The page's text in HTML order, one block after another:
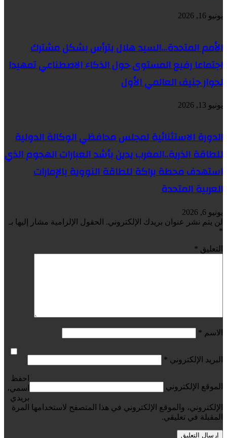
يونيو 16, 2026
الأمم المتحدة…السيد هلال يترأس بشكل مشترك
اجتماعا رفيع المستوى حول الذكاء الاصطناعي تمهيدا
لحوار جنيف العالمي الأول
يونيو 13, 2026
الدورة الاستثنائية لمجلس محافظي الوكالة الدولية
للطاقة الذرية..المغرب يدين بأشد العبارات الهجوم الذي
استهدف محطة براكة للطاقة النووية بالإمارات
العربية المتحدة
يونيو 6, 2026
لن يتم نشر عنوان بريدك الإلكتروني.
الحقول الإلزامية مشار إليها بـ
*
التعليق *
الاسم *
البريد الإلكتروني *
الموقع الإلكتروني
احفظ
اسمي،
بريدي
الإلكتروني، والموقع الإلكتروني في هذا المتصفح لاستخدامها المرة
المقبلة في تعليقي.